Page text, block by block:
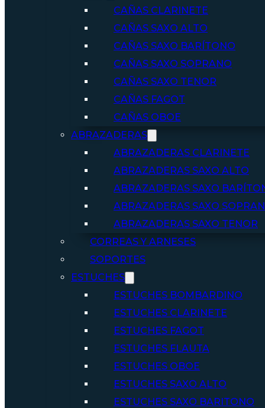
CAÑAS CLARINETE
CAÑAS SAXO ALTO
CAÑAS SAXO BARÍTONO
CAÑAS SAXO SOPRANO
CAÑAS SAXO TENOR
CAÑAS FAGOT
CAÑAS OBOE
ABRAZADERAS
ABRAZADERAS CLARINETE
ABRAZADERAS SAXO ALTO
ABRAZADERAS SAXO
ABRAZADERAS SAXO
ABRAZADERAS SAXO TENOR
CORREAS Y ARNESES
SOPORTES
ESTUCHES
ESTUCHES BOMBARDINO
ESTUCHES CLARINETE
ESTUCHES FAGOT
ESTUCHES FLAUTA
ESTUCHES OBOE
ESTUCHES SAXO ALTO
ESTUCHES SAXO BARITONO